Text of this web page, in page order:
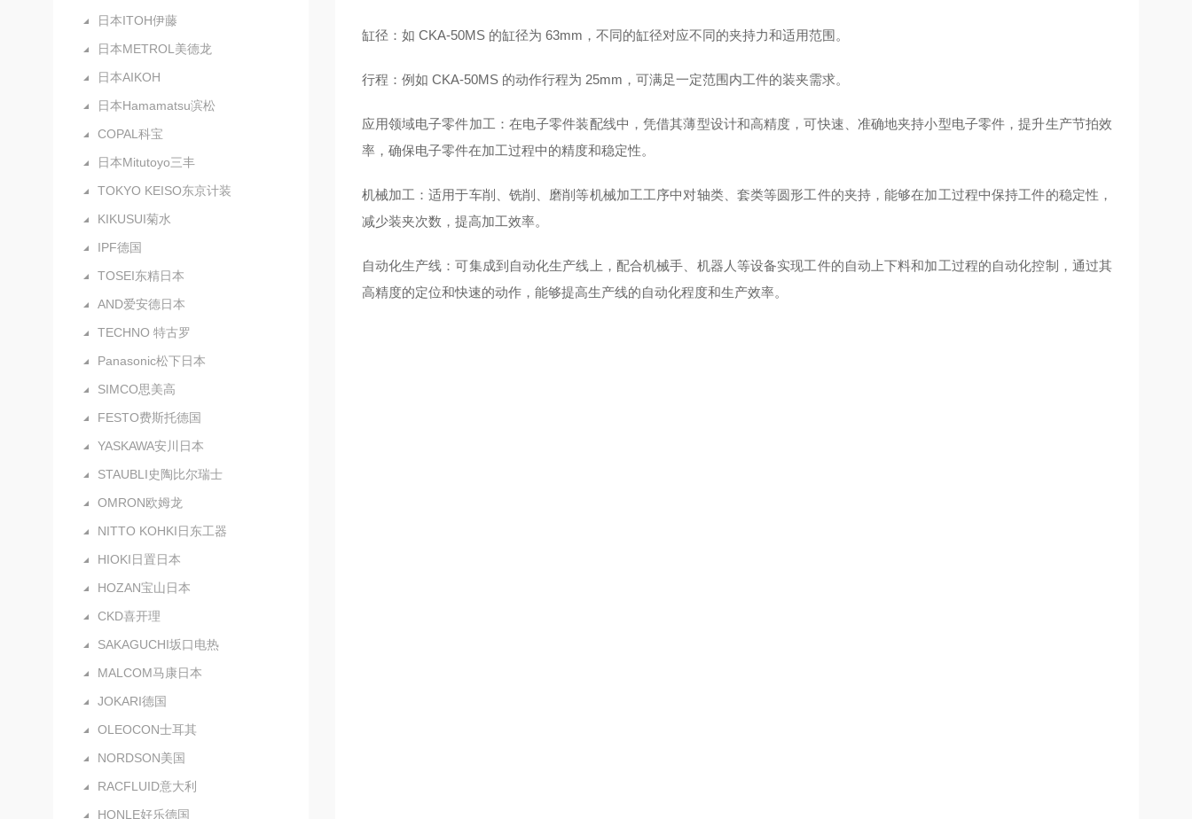
日本ITOH伊藤
日本METROL美德龙
日本AIKOH
日本Hamamatsu滨松
COPAL科宝
日本Mitutoyo三丰
TOKYO KEISO东京计装
KIKUSUI菊水
IPF德国
TOSEI东精日本
AND爱安德日本
TECHNO 特古罗
Panasonic松下日本
SIMCO思美高
FESTO费斯托德国
YASKAWA安川日本
STAUBLI史陶比尔瑞士
OMRON欧姆龙
NITTO KOHKI日东工器
HIOKI日置日本
HOZAN宝山日本
CKD喜开理
SAKAGUCHI坂口电热
MALCOM马康日本
JOKARI德国
OLEOCON士耳其
NORDSON美国
RACFLUID意大利
HONLE好乐德国
缸径：如 CKA-50MS 的缸径为 63mm，不同的缸径对应不同的夹持力和适用范围。
行程：例如 CKA-50MS 的动作行程为 25mm，可满足一定范围内工件的装夹需求。
应用领域电子零件加工：在电子零件装配线中，凭借其薄型设计和高精度，可快速、准确地夹持小型电子零件，提升生产节拍效
率，确保电子零件在加工过程中的精度和稳定性。
机械加工：适用于车削、铣削、磨削等机械加工工序中对轴类、套类等圆形工件的夹持，能够在加工过程中保持工件的稳定性，
减少装夹次数，提高加工效率。
自动化生产线：可集成到自动化生产线上，配合机械手、机器人等设备实现工件的自动上下料和加工过程的自动化控制，通过其
高精度的定位和快速的动作，能够提高生产线的自动化程度和生产效率。